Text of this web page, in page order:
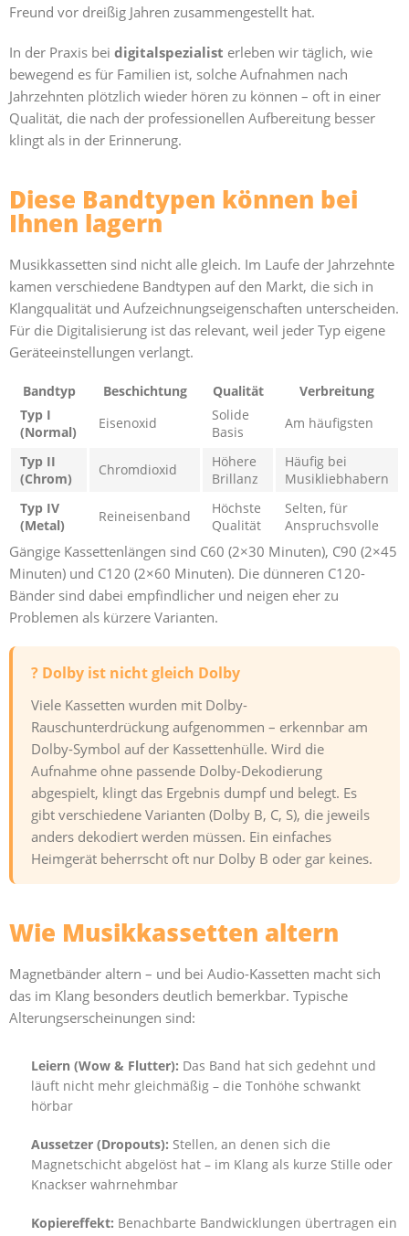
Freund vor dreißig Jahren zusammengestellt hat.
In der Praxis bei digitalspezialist erleben wir täglich, wie
bewegend es für Familien ist, solche Aufnahmen nach
Jahrzehnten plötzlich wieder hören zu können – oft in einer
Qualität, die nach der professionellen Aufbereitung besser
klingt als in der Erinnerung.
Diese Bandtypen können bei
Ihnen lagern
Musikkassetten sind nicht alle gleich. Im Laufe der Jahrzehnte
kamen verschiedene Bandtypen auf den Markt, die sich in
Klangqualität und Aufzeichnungseigenschaften unterscheiden.
Für die Digitalisierung ist das relevant, weil jeder Typ eigene
Geräteeinstellungen verlangt.
Bandtyp Beschichtung Qualität
Verbreitung
Typ I
(Normal)
Eisenoxid
Solide
Basis
Am häufigsten
Typ II
(Chrom)
Chromdioxid
Höhere
Brillanz
Häufig bei
Musikliebhabern
Typ IV
(Metal)
Reineisenband
Höchste
Qualität
Selten, für
Anspruchsvolle
Gängige Kassettenlängen sind C60 (2×30 Minuten), C90 (2×45
Minuten) und C120 (2×60 Minuten). Die dünneren C120-
Bänder sind dabei empfindlicher und neigen eher zu
Problemen als kürzere Varianten.
? Dolby ist nicht gleich Dolby
Viele Kassetten wurden mit Dolby-
Rauschunterdrückung aufgenommen – erkennbar am
Dolby-Symbol auf der Kassettenhülle. Wird die
Aufnahme ohne passende Dolby-Dekodierung
abgespielt, klingt das Ergebnis dumpf und belegt. Es
gibt verschiedene Varianten (Dolby B, C, S), die jeweils
anders dekodiert werden müssen. Ein einfaches
Heimgerät beherrscht oft nur Dolby B oder gar keines.
Wie Musikkassetten altern
Magnetbänder altern – und bei Audio-Kassetten macht sich
das im Klang besonders deutlich bemerkbar. Typische
Alterungserscheinungen sind:
Leiern (Wow & Flutter): Das Band hat sich gedehnt und
läuft nicht mehr gleichmäßig – die Tonhöhe schwankt
hörbar
Aussetzer (Dropouts): Stellen, an denen sich die
Magnetschicht abgelöst hat – im Klang als kurze Stille oder
Knackser wahrnehmbar
Kopiereffekt: Benachbarte Bandwicklungen übertragen ein